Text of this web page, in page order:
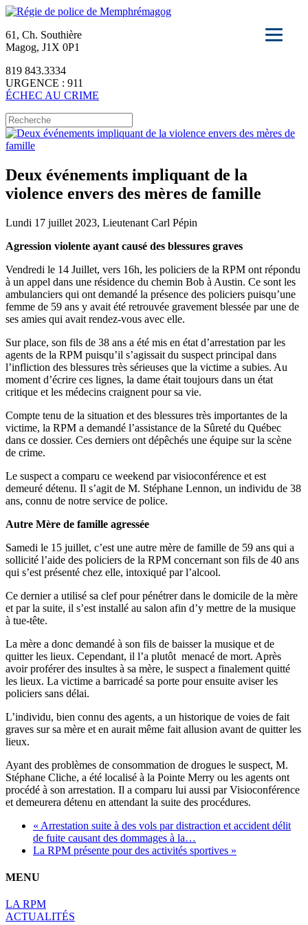
61, Ch. Southière
Magog, J1X 0P1
819 843.3334
URGENCE : 911
ÉCHEC AU CRIME
Deux événements impliquant de la
violence envers des mères de famille
Lundi 17 juillet 2023, Lieutenant Carl Pépin
Agression violente ayant causé des blessures graves
Vendredi le 14 Juillet, vers 16h, les policiers de la RPM ont répondu
à un appel dans une résidence du chemin Bob à Austin. Ce sont les
ambulanciers qui ont demandé la présence des policiers puisqu’une
femme de 59 ans y avait été retrouvée gravement blessée par une de
ses amies qui avait rendez-vous avec elle.
Sur place, son fils de 38 ans a été mis en état d’arrestation par les
agents de la RPM puisqu’il s’agissait du suspect principal dans
l’infliction des blessures très sérieuses que la victime a subies. Au
moment d’écrire ces lignes, la dame était toujours dans un état
critique et les médecins craignent pour sa vie.
Compte tenu de la situation et des blessures très importantes de la
victime, la RPM a demandé l’assistance de la Sûreté du Québec
dans ce dossier. Ces derniers ont dépêchés une équipe sur la scène
de crime.
Le suspect a comparu ce weekend par visioconférence et est
demeuré détenu. Il s’agit de M. Stéphane Lennon, un individu de 38
ans, connu de notre service de police.
Autre Mère de famille agressée
Samedi le 15 juillet, c’est une autre mère de famille de 59 ans qui a
sollicité l’aide des policiers de la RPM concernant son fils de 40 ans
qui s’est présenté chez elle, intoxiqué par l’alcool.
Ce dernier a utilisé sa clef pour pénétrer dans le domicile de la mère
et par la suite, il s’est installé au salon afin d’y mettre de la musique
à tue-tête.
La mère a donc demandé à son fils de baisser la musique et de
quitter les lieux. Cependant, il l’a plutôt menacé de mort. Après
avoir proférer des insultes à sa mère, le suspect a finalement quitté
les lieux. La victime a barricadé sa porte pour ensuite aviser les
policiers sans délai.
L’individu, bien connu des agents, a un historique de voies de fait
graves sur sa mère et en aurait même fait allusion avant de quitter les
lieux.
Ayant des problèmes de consommation de drogues le suspect, M.
Stéphane Cliche, a été localisé à la Pointe Merry ou les agents ont
procédé à son arrestation. Il a comparu lui aussi par Visioconférence
et demeurera détenu en attendant la suite des procédures.
« Arrestation suite à des vols par distraction et accident délit
de fuite causant des dommages à la…
La RPM présente pour des activités sportives »
MENU
LA RPM
ACTUALITÉS